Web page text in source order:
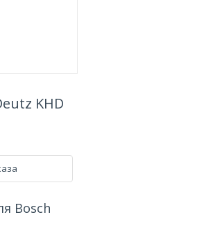
KHD
Bosch